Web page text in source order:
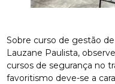
Sobre curso de gestão
Lauzane Paulista,
cursos de segurança no
favoritismo deve-se a